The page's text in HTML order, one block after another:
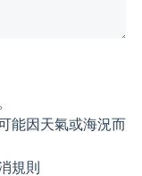
能因天氣或海況而
規則